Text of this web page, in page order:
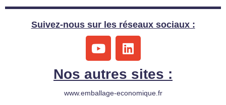
Suivez-nous sur les réseaux sociaux :
Y
o
u
t
u
L
i
k
e
Nos autres sites :
www.emballage-economique.fr